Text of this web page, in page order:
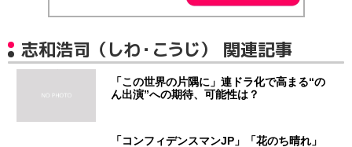
志和浩司（しわ・こうじ） 関連記事
「この世界の片隅に」連ドラ化で高まる“の
ん出演”への期待、可能性は？
「コンフィデンスマンJP」「花のち晴れ」